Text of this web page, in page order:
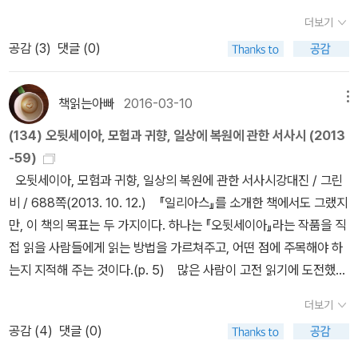
호메로스의 실존 여부과 <오뒷세이아>와 <일리아스>의 저자가 단
분석론자 간의 논쟁, 작품에 내재하는 시간적 모순에 관한 문제, 공식
구에 대한 견해의 차이, 다른 고대 작품들과의 선후 관계와 신화적 배
경의 차이 문제, 오뒷세우스에 등장하는 사건들을 둘러싼 인류학적
설명이나 역사지리적 배경 설명 등, 지은이는 <오뒷세이아>를 재미
있는 모험담에 그치는 것이 아니라, 복잡하고 다층적인 컨텍스트가
교차하고 있는 작품으로 새롭게 ‘리라이팅’하여 현대의 독자들에게
선사하고 있다.
기 후반이라는 전환의 시대에서 한 지식인이 어떤 문제의식을 가졌
고, 어떤 해결책을 내놓았는지를 염두에 두며 읽어보시길 바랍니다.
일본을 이해하기 위해서는 일본의 역사뿐만 아니라 이런 책도 읽어야
합니다. 마루야마 마사오의 <문명론의 개략을 읽는다>는 가장 유명
한 문명론 개략 해설서입니다. 고야스 노부쿠니의 <후쿠자와 유키치
의 문명론 개략을 정밀하게 읽는다>는 마루야마와는 다른 관점에서
문명론 개략을 읽습니다. 안타까운 점은 둘 다 절판으로 구하기 어렵
다는 점입니다. 대신 <학문의 권장>이라는 후쿠자와의 또다른 텍스
트를 비교해서 읽으며, 그의 문명국 구상을 구체화할 수 있겠습니다.
7. 유길준 <서유견문> 후쿠자와 유키치의 <문명론 개략>과 대응되
는 한국의 텍스트는 유길준의 <서유견문>입니다. 강화도조약과 서세
동점이라는 조선이 처한 위기 상황에서 유길준이 구상한 문명론이 책
의 내용입니다. 후쿠자와와 비교해서 읽어볼 책입니다.해제도 잘 되
어 있고 유길준의 서유견문 한 단락 나오면, 역자 장인성이 상세한 해
와 휘아데스와 오리온의 힘과 사람들이 짐수레라고도 부르는 큰곰을
만들었다. 큰곰은 같은 자리를 돌며 오리온을 지켜보는데 이 별만이
들의 아름다운 두 도시를 만들었다. 한 도시에서는 결혼식과 잔치들
이 벌어졌는데 사람들이 휘황한 횃불 아래 신부들을 방에서 인도하
여 도성 안으로 데려가고 있었고, 축혼가(祝婚歌)가 높이 울려 퍼졌
다... 거기에 그는 또 부드러운 묵정밭을 넣었는데 세 번이나 갈아엎은
넓고 기름진 밭이었다. 그 안에서 여러 농부들이 소를 몰고 이리저리
돌고 있었다. 그들이 밭의 경계에 이르러 돌아서려고 할 때마다 한 남
자가 다가가 각자에게 달콤한 포도주가 든 잔을 손에 쥐어주곤 했
다.... 밭이랑을 따라 곡식이 줄지어 한 아름씩 땅에 쓰러지면 묶는 자
들이 그것을 새끼로 한 단씩 묶었다. 세 명의 묶는 자들이 곁에 서 있
한 아름씩 안고 와서 그것을 묶는 자들에게 쉴 새 없이 건네주었
다.... 포도밭으로 들어가는 길은 하나밖에 없었는데 포도 따는 자들은
us(출처 : 위키백과) 그녀(테티스)에게 준족 아킬레우스가 크게 역정
을 내며 말했다. '당장이라도 죽고 싶어요! 전우가 죽는데도 도와주지
못했으니 말예요.(98 ~ 99) 불화는 신들과 인간들 사이에서 사라지
기를! 그리고 현명한 사람도 화나게 하는 분노도 사라지기를! 분노란
똑똑 떨어지는 꿀보다 더 달콤해서 인간들의 가슴속에서 연기처럼 커
지는 법이지요. 하지만 아무리 괴롭더라도 지난 일은 잊어버리고 필
요에 따라 가슴속 마음을 억제해야지요. 이제 저는 나가겠어요!(107
~ 114) 제게도 똑같은 운명이 마련되어 있다면 저도 죽은 뒤 꼭 그처
럼 누워 있겠지요. 하지만 지금은 탁월한 명성을 얻고 싶어요._호메
로스, <일리아스>, 18권 120 ~ 122 아킬레우스는 자기가 진작 나
서서 다른 동료들을 구하지 않은 것을 후회한다. 그는 이제 불화와 노
여움을 저주한다. 아가멤논이 자기를 노엽게 했지만, 이제는 그 노여
움을 흘려 버리고 감정을 억제하겠다 한다. 그는 헥토르를 향해 나아
니다.다만, 일리아스와 오딧세이아 외에도 그리스신화과 고대 그리스
역사를 공부하시면 희랍철학과 서양고전을 이해하는데 많은 도움이
됩니다. 서양의 계몽사상의 출발점은 16~7세기의 철학자들로부터
비롯되었다고 보는 것이 일반적이지만, 플라톤의 대화편을 읽어보면
계몽사상의 뿌리는 소크라테스로 대변되는 희랍철학까지 소급할 수
있습니다. 이러한 희랍철학을 공부하기 위해 배경지식으로 공부해야
할 것이, 그리스신화, 고대 그리스 역사와 문화입니다. 플라톤의 대화
편을 보면 의외로 신화에 관한 사례를 인용으로 드는 경우가 많이 있
기에 그리스신화를 알고 있으면 훨씬 희랍철학을 이해하는 것이 수월
하게 된답니다.그리스신화는 일리아스와 오뒷세이아 외에도 그리스
3대비극도 읽어보시면 도움이 많이 됩니다. 그리스비극은 모두 신화
에서 소재를 차용하여 희곡형태로 구성한 것이므로, 신화를 이해하는
데 크게 도움이 되기때문입니다. 그리스 역사는 헤로도토스의 역사와
투퀴디데스의 펠로폰네소스 전쟁을 읽으면 되는데, 일단은 김진경의
더보기
공감 (3) 댓글 (0)
책읽는아빠 2016-03-10
(134) 오뒷세이아, 모험과 귀향, 일상에 복원에 관한 서사시 (2013
-59)
오뒷세이아, 모험과 귀향, 일상의 복원에 관한 서사시강대진 / 그린
비 / 688쪽(2013. 10. 12.) 『일리아스』를 소개한 책에서도 그랬지
만, 이 책의 목표는 두 가지이다. 하나는 『오뒷세이아』라는 작품을 직
접 읽을 사람들에게 읽는 방법을 가르쳐주고, 어떤 점에 주목해야 하
는지 지적해 주는 것이다.(p. 5) 많은 사람이 고전 읽기에 도전했다
하는 글들을 보면 온통 좋은 말들만 나와 있고, 그것이 읽기 어렵다는
얘기는 전혀 비치지 않는다. 하지만 사실 고전은 읽기 어렵다. 독자들
더보기
공감 (4) 댓글 (0)